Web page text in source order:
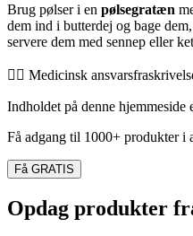
Brug pølser i en pølsegratæn
dem ind i butterdej og bage
servere dem med sennep eller
👨‍⚕️️ Medicinsk
Indholdet på denne
Få adgang til 1000+ produkter i
Få GRATIS
Opdag produkter